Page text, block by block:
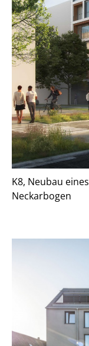
K8, Neubau
Neckarbogen
Projekte
STUDIO SF
Leistungen
Team
Jobs